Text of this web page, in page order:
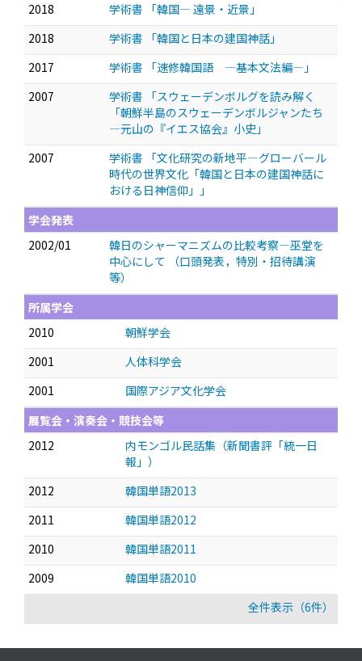
2018
学術書 「韓国— 遠景・近景」
2018
学術書 「韓国と日本の建国神話」
2017
学術書 「速修韓国語 —基本文法編—」
2007
学術書 「スウェーデンボルグを読み解く
「朝鮮半島のスウェーデンボルジャンたち
—元山の『イエス協会』小史」
2007
学術書 「文化研究の新地平—グローバール
時代の世界文化「韓国と日本の建国神話に
おける日神信仰」」
学会発表
2002/01
韓日のシャーマニズムの比較考察—巫堂を
中心にして
（口頭発表，特別・招待講演
等）
所属学会
2010
朝鮮学会
2001
人体科学会
2001
国際アジア文化学会
展覧会・演奏会・競技会等
2012
内モンゴル民話集（新聞書評「統一日
報」）
2012
韓国単語2013
2011
韓国単語2012
2010
韓国単語2011
2009
韓国単語2010
全件表示（6件）